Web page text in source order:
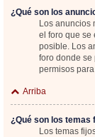
¿Qué son los
Los anuncios
el foro que se
posible. Los
foro donde se
permisos
Arriba
¿Qué son los temas
Los temas